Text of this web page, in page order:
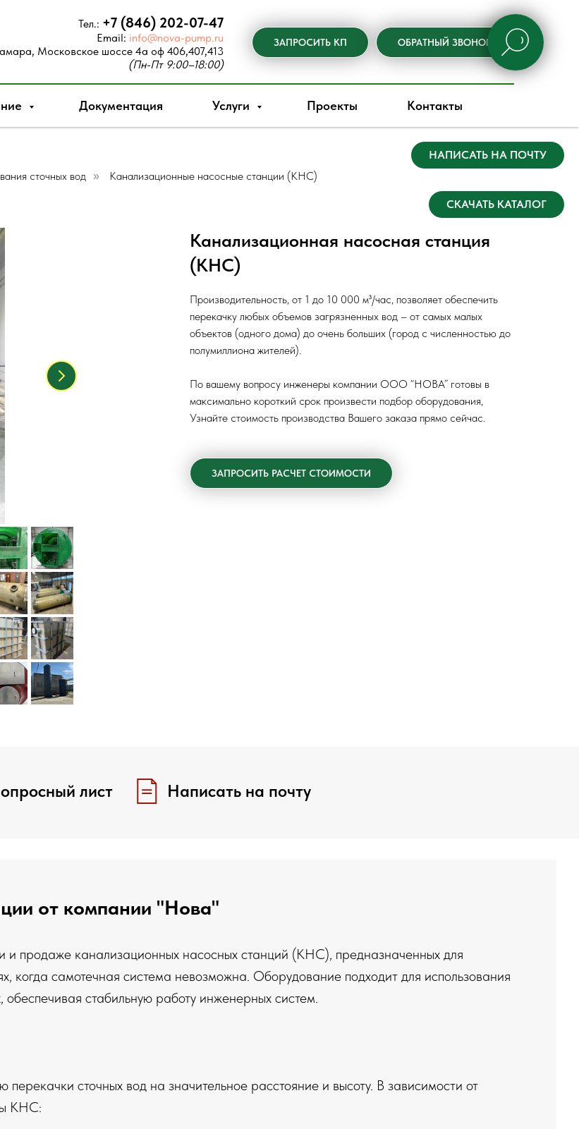
Тел.: +7 (846) 202-07-47
Email: info@nova-pump.ru
Московское шоссе 4а оф 406,407,413
(Пн-Пт 9:00–18:00)
ЗАПРОСИТЬ КП ОБРАТНЫЙ ЗВОНОК
Документация Услуги Проекты Контакты
НАПИСАТЬ НА ПОЧТУ
СКАЧАТЬ КАТАЛОГ
сточных вод » Канализационные насосные станции (КНС)
Канализационная насосная станция
(КНС)
Производительность, от 1 до 10 000 м³/час, позволяет обеспечить
перекачку любых объемов загрязненных вод – от самых малых
объектов (одного дома) до очень больших (город с численностью до
полумиллиона жителей).
По вашему вопросу инженеры компании ООО “НОВА” готовы в
максимально короткий срок произвести подбор оборудования,
Узнайте стоимость производства Вашего заказа прямо сейчас.
ЗАПРОСИТЬ РАСЧЕТ СТОИМОСТИ
лист Написать на почту
от компании "Нова"
и продаже канализационных насосных станций (КНС), предназначенных для
когда самотечная система невозможна. Оборудование подходит для использования
стабильную работу инженерных систем.
сточных вод на значительное расстояние и высоту. В зависимости от
КНС: